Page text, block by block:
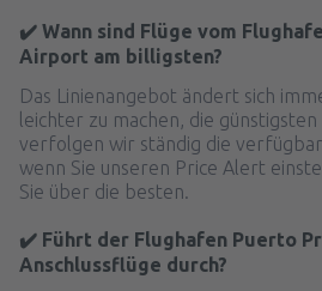
✔️ Wann sind Flüge vom
Airport am billigsten?
Das Linienangebot ändert sich
leichter zu machen, die
verfolgen wir ständig die
wenn Sie unseren Price Alert
Sie über die besten.
✔️ Führt der Flughafen Puerto
Anschlussflüge durch?